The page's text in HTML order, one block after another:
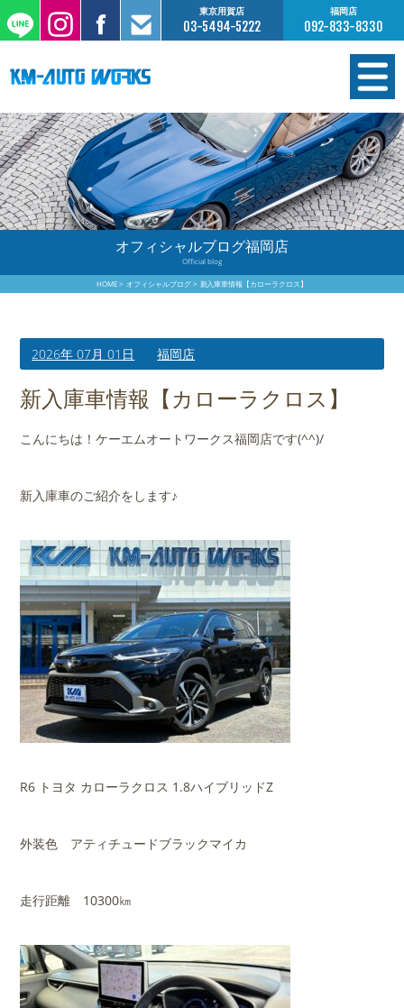
東京用賀店
03-5494-5222
福岡店
092-833-8330
在庫情報
オーダー販売
工場サービス
保証について
買取査定のご案内
店舗案内
会社概要
オフィシャルブログ福岡店
Official blog
HOME オフィシャルブログ 新入庫車情報【カローラクロス】
2026年 07月 01日 福岡店
新入庫車情報【カローラクロス】
こんにちは！ケーエムオートワークス福岡店です(^^)/
新入庫車のご紹介をします♪
R6 トヨタ カローラクロス 1.8ハイブリッドZ
外装色 アティチュードブラックマイカ
走行距離 10300㎞